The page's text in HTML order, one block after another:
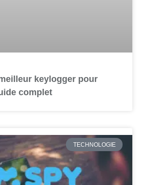
keylogger pour
complet
TECHNOLOGIE